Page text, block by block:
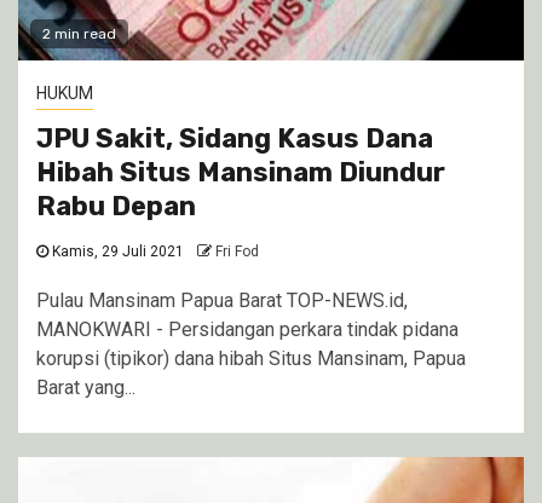
2 min read
HUKUM
JPU Sakit, Sidang Kasus Dana
Hibah Situs Mansinam Diundur
Rabu Depan
Kamis, 29 Juli 2021 Fri Fod
Pulau Mansinam Papua Barat TOP-NEWS.id,
MANOKWARI - Persidangan perkara tindak pidana
korupsi (tipikor) dana hibah Situs Mansinam, Papua
Barat yang...